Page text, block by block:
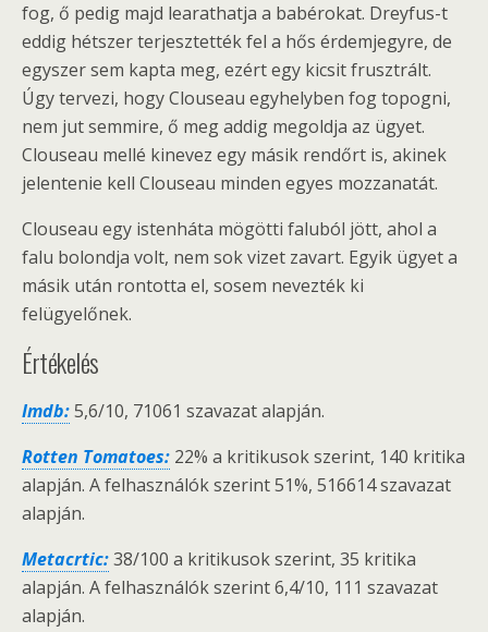
fog, ő pedig majd learathatja a babérokat. Dreyfus-t
eddig hétszer terjesztették fel a hős érdemjegyre, de
egyszer sem kapta meg, ezért egy kicsit frusztrált.
Úgy tervezi, hogy Clouseau egyhelyben fog topogni,
nem jut semmire, ő meg addig megoldja az ügyet.
Clouseau mellé kinevez egy másik rendőrt is, akinek
jelentenie kell Clouseau minden egyes mozzanatát.
Clouseau egy istenháta mögötti faluból jött, ahol a
falu bolondja volt, nem sok vizet zavart. Egyik ügyet a
másik után rontotta el, sosem nevezték ki
felügyelőnek.
Értékelés
Imdb:5,6/10, 71061 szavazat alapján.
Rotten Tomatoes: 22% a kritikusok szerint, 140 kritika
alapján. A felhasználók szerint 51%, 516614 szavazat
alapján.
Metacrtic:38/100 a kritikusok szerint, 35 kritika
alapján. A felhasználók szerint 6,4/10, 111 szavazat
alapján.